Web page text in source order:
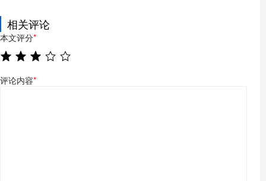
相关评论
本文评分*
评论内容*